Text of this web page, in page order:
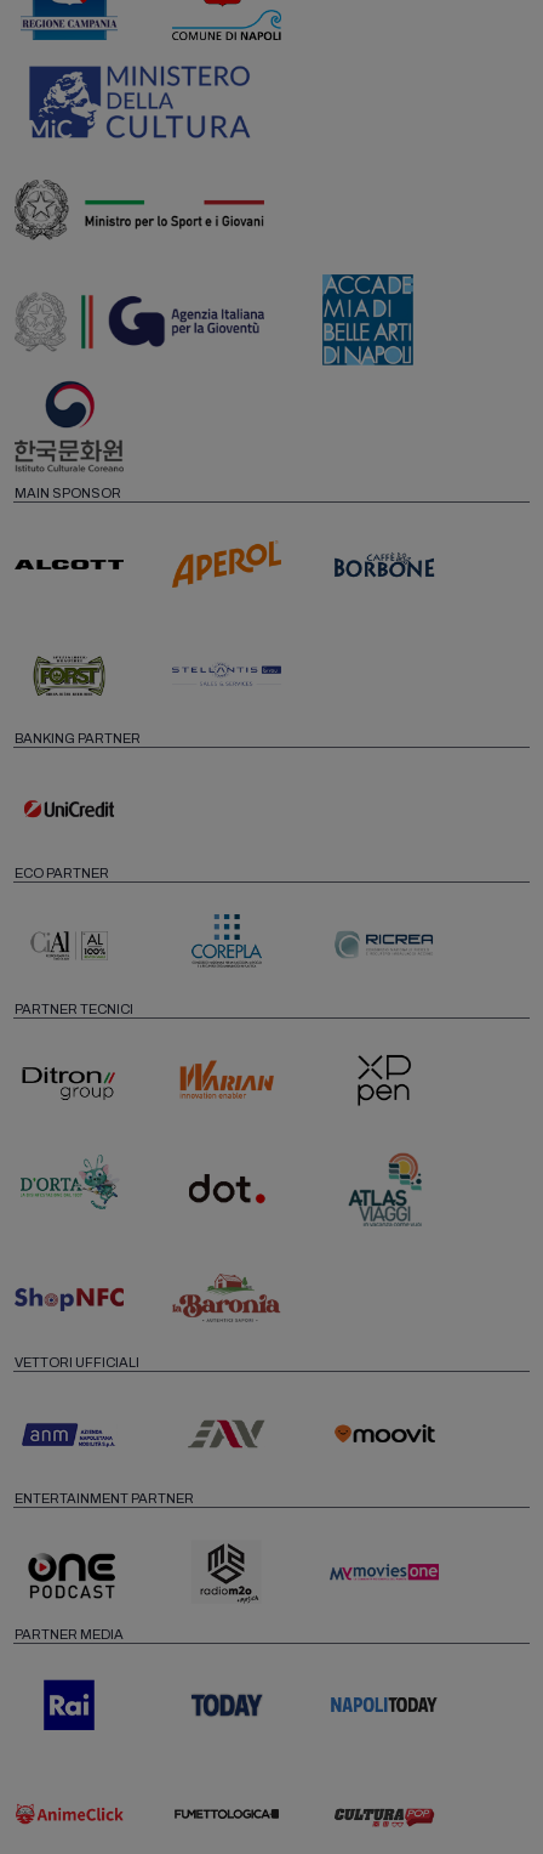
MAIN SPONSOR
BANKING PARTNER
ECO PARTNER
PARTNER TECNICI
VETTORI UFFICIALI
ENTERTAINMENT PARTNER
PARTNER MEDIA